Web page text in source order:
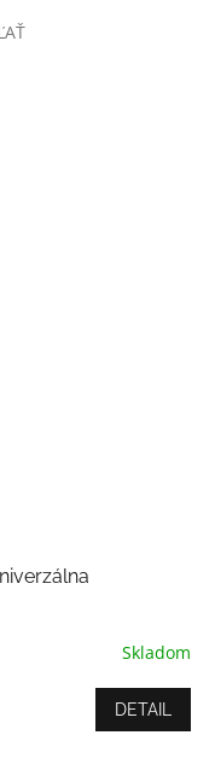
Skladom
DETAIL